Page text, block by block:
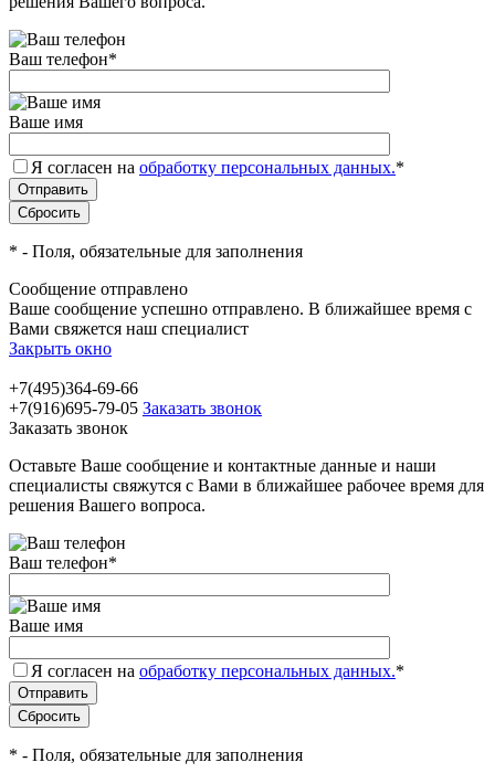
Ваш телефон*
Ваше имя
Я согласен на обработку персональных данных.*
* - Поля, обязательные для заполнения
Сообщение отправлено
Ваше сообщение успешно отправлено. В ближайшее время с
Вами свяжется наш специалист
Закрыть окно
+7(495)364-69-66
+7(916)695-79-05 Заказать звонок
Заказать звонок
Оставьте Ваше сообщение и контактные данные и наши
специалисты свяжутся с Вами в ближайшее рабочее время для
решения Вашего вопроса.
Ваш телефон*
Ваше имя
Я согласен на обработку персональных данных.*
* - Поля, обязательные для заполнения